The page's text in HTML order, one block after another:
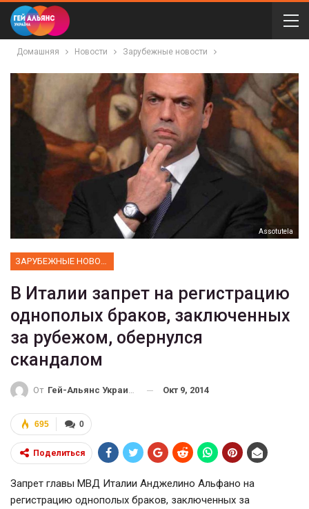
Домашняя Новости Зарубежные новости
Assotutela
В Италии запрет на регистрацию
однополых браков, заключенных
за рубежом, обернулся
скандалом
От Гей-Альянс Украина Окт 9, 2014
0
695
Поделиться
Запрет главы МВД Италии Анджелино Альфано на
регистрацию однополых браков, заключенных за